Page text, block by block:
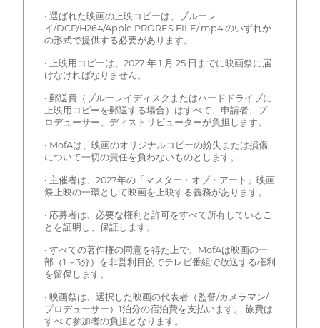
• 選ばれた映画の上映コピーは、ブルーレ
イ/DCP/H264/Apple PRORES FILE/.mp4 のいずれか
の形式で提供する必要があります。
• 上映用コピーは、2027 年 1 月 25 日までに映画祭に届
けなければなりません。
• 郵送費（ブルーレイディスクまたはハードドライブに
上映用コピーを郵送する場合）はすべて、申請者、プ
ロデューサー、ディストリビューターが負担します。
• MofAは、映画のオリジナルコピーの紛失または損傷
について一切の責任を負わないものとします。
• 主催者は、2027年の「マスター・オブ・アート」映画
祭上映の一環として映画を上映する義務があります。
• 応募者は、必要な権利と許可をすべて所有しているこ
とを証明し、保証します。
• すべての著作権の同意を得た上で、MofAは映画の一
部（1～3分）を非営利目的でテレビ番組で放送する権利
を留保します。
• 映画祭は、選択した映画の代表者（監督/カメラマン/
プロデューサー）1泊分の宿泊費を支払います。 旅費は
すべて参加者の負担となります。